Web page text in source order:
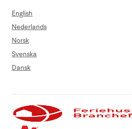
English
Nederlands
Norsk
Svenska
Dansk